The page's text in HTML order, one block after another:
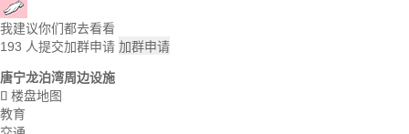
我建议你们都去看看
193 人提交加群申请 加群申请
唐宁龙泊湾周边设施
 楼盘地图
教育